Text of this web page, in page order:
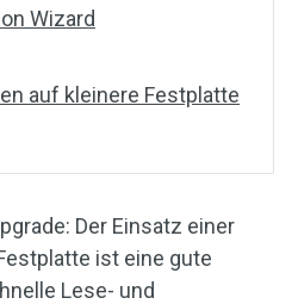
Wizard
auf kleinere Festplatte
Der Einsatz einer
ist eine gute
Lese- und